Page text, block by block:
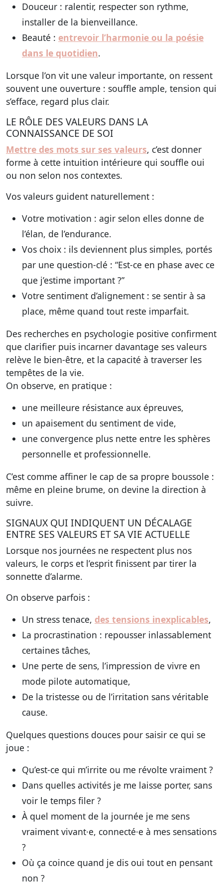
Douceur : ralentir, respecter son rythme,
installer de la bienveillance.
Beauté : entrevoir l’harmonie ou la poésie
dans le quotidien.
Lorsque l’on vit une valeur importante, on ressent
souvent une ouverture : souffle ample, tension qui
s’efface, regard plus clair.
LE RÔLE DES VALEURS DANS LA
CONNAISSANCE DE SOI
Mettre des mots sur ses valeurs, c’est donner
forme à cette intuition intérieure qui souffle oui
ou non selon nos contextes.
Vos valeurs guident naturellement :
Votre motivation : agir selon elles donne de
l’élan, de l’endurance.
Vos choix : ils deviennent plus simples, portés
par une question-clé : “Est-ce en phase avec ce
que j’estime important ?”
Votre sentiment d’alignement : se sentir à sa
place, même quand tout reste imparfait.
Des recherches en psychologie positive confirment
que clarifier puis incarner davantage ses valeurs
relève le bien-être, et la capacité à traverser les
tempêtes de la vie.
On observe, en pratique :
une meilleure résistance aux épreuves,
un apaisement du sentiment de vide,
une convergence plus nette entre les sphères
personnelle et professionnelle.
C’est comme affiner le cap de sa propre boussole :
même en pleine brume, on devine la direction à
suivre.
SIGNAUX QUI INDIQUENT UN DÉCALAGE
ENTRE SES VALEURS ET SA VIE ACTUELLE
Lorsque nos journées ne respectent plus nos
valeurs, le corps et l’esprit finissent par tirer la
sonnette d’alarme.
On observe parfois :
Un stress tenace, des tensions inexplicables,
La procrastination : repousser inlassablement
certaines tâches,
Une perte de sens, l’impression de vivre en
mode pilote automatique,
De la tristesse ou de l’irritation sans véritable
cause.
Quelques questions douces pour saisir ce qui se
joue :
Qu’est-ce qui m’irrite ou me révolte vraiment ?
Dans quelles activités je me laisse porter, sans
voir le temps filer ?
À quel moment de la journée je me sens
vraiment vivant·e, connecté·e à mes sensations
?
Où ça coince quand je dis oui tout en pensant
non ?